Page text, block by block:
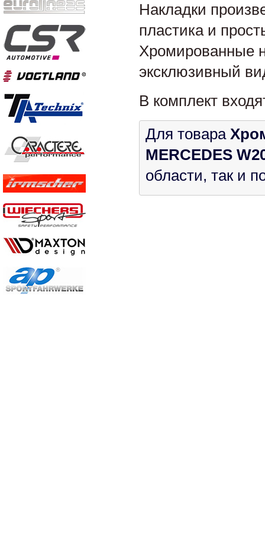
Накладки
пластика и
Хромированные
эксклюзивный
В комплект
Для товара
MERCEDES
области, так и